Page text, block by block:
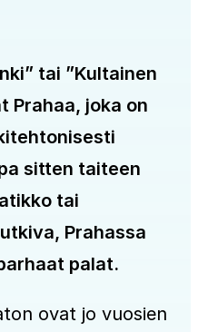
tai ”Kultainen
Prahaa, joka on
sitten taiteen
tai
Prahassa
palat.
ovat jo vuosien